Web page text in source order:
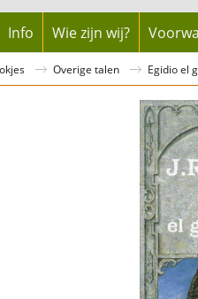
Info Wie zijn wij?
Overige talen Egidio el